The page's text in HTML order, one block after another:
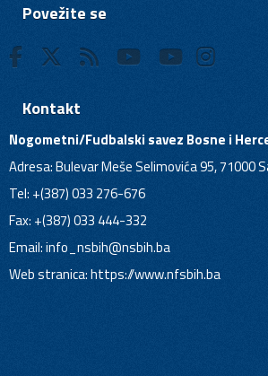
Povežite se
Kontakt
Nogometni/Fudbalski savez Bosne i
Adresa: Bulevar Meše Selimovića 95, 71000
Tel: +(387) 033 276-676
Fax: +(387) 033 444-332
Email:info_nsbih@nsbih.ba
Web stranica: https://www.nfsbih.ba